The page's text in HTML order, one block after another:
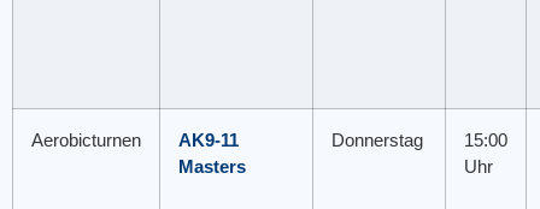
Aerobicturnen
AK9-11
Masters
Donnerstag
15:00
Uhr